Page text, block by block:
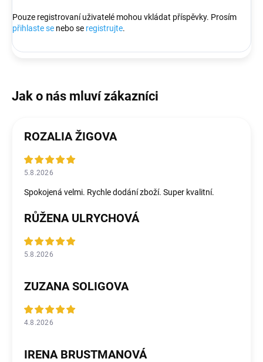
Pouze registrovaní uživatelé mohou vkládat příspěvky. Prosím
přihlaste se nebo se registrujte.
ROZALIA ŽIGOVA
5.8.2026
Spokojená velmi. Rychle dodání zboží. Super kvalitní.
RŮŽENA ULRYCHOVÁ
5.8.2026
ZUZANA SOLIGOVA
4.8.2026
IRENA BRUSTMANOVÁ